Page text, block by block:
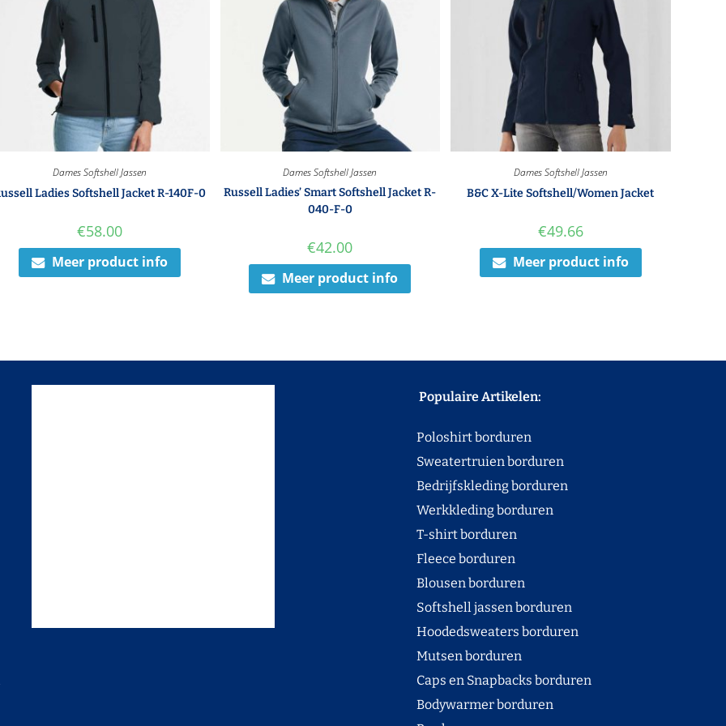
Dames Softshell Jassen
Ladies Softshell Jacket R-140F-0
€58.00
Meer product info
Dames Softshell Jassen
Russell Ladies’ Smart Softshell Jacket R-
040-F-0
€42.00
Meer product info
Dames Softshell Jassen
B&C X-Lite Softshell/Women Jacket
€49.66
Meer product info
Populaire Artikelen:
Poloshirt borduren
Sweatertruien borduren
Bedrijfskleding borduren
Werkkleding borduren
T-shirt borduren
Fleece borduren
Blousen borduren
Softshell jassen borduren
Hoodedsweaters borduren
Mutsen borduren
Caps en Snapbacks borduren
Bodywarmer borduren